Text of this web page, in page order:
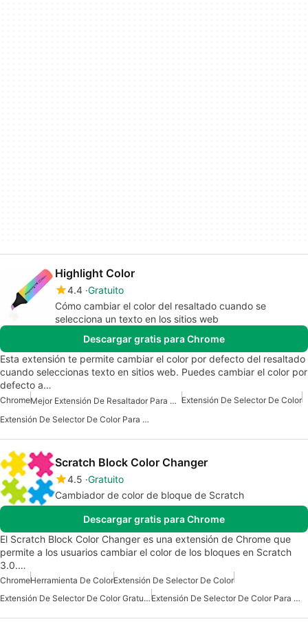
Highlight Color
4.4 Gratuito
Cómo cambiar el color del resaltado cuando se
selecciona un texto en los sitios web
Descargar gratis para Chrome
Esta extensión te permite cambiar el color por defecto del resaltado
cuando seleccionas texto en sitios web. Puedes cambiar el color por
defecto a…
Chrome Mejor Extensión De Resaltador Para Chrome Extensión De Selector De Color
Extensión De Selector De Color Para Chrome
Scratch Block Color Changer
4.5 Gratuito
Cambiador de color de bloque de Scratch
Descargar gratis para Chrome
El Scratch Block Color Changer es una extensión de Chrome que
permite a los usuarios cambiar el color de los bloques en Scratch
3.0.…
ChromeHerramienta De ColorExtensión De Selector De Color
Extensión De Selector De Color Gratuita
Extensión De Selector De Color Para Chrome